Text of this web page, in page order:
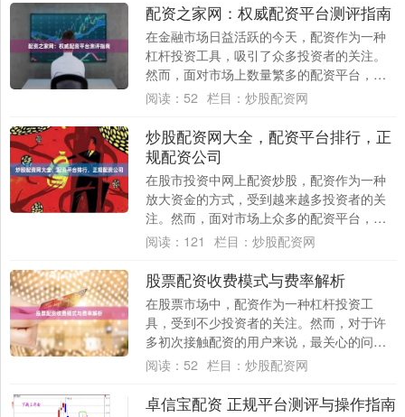
配资之家网：权威配资平台测评指南
在金融市场日益活跃的今天，配资作为一种
杠杆投资工具，吸引了众多投资者的关注。
然而，面对市场上数量繁多的配资平台，如
何选择一家安全、合规、透明的平台，成为
阅读： 52 栏目： 炒股配资网
炒股配资网大全，配资平台排行，正
规配资公司
在股市投资中网上配资炒股，配资作为一种
放大资金的方式，受到越来越多投资者的关
注。然而，面对市场上众多的配资平台，如
何辨别正规配资公司、选择可靠的配资渠
阅读： 121 栏目： 炒股配资网
股票配资收费模式与费率解析
在股票市场中，配资作为一种杠杆投资工
具，受到不少投资者的关注。然而，对于许
多初次接触配资的用户来说，最关心的问题
之一就是“配资到底怎么收费？”本文将详细解
阅读： 52 栏目： 炒股配资网
卓信宝配资 正规平台测评与操作指南